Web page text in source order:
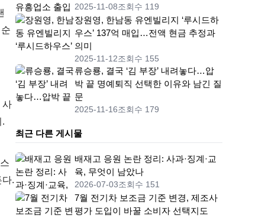
사
.
다.
2025-11-08조회수 119
장원영, 한남동 유엔빌리지 ‘루시드하
우스’ 137억 매입…전액 현금 추정과
의미
2025-11-12조회수 155
류승룡, 결국 ‘김 부장’ 내려놓다…압
박 끝 명예퇴직 선택한 이유와 남긴 질
문
2025-11-16조회수 179
최근 다른 게시물
배재고 응원 논란 정리: 사과·징계·교
육, 무엇이 남았나
2026-07-03조회수 151
7월 전기차 보조금 기준 변경, 제조사
평가 도입이 바꿀 소비자 선택지도